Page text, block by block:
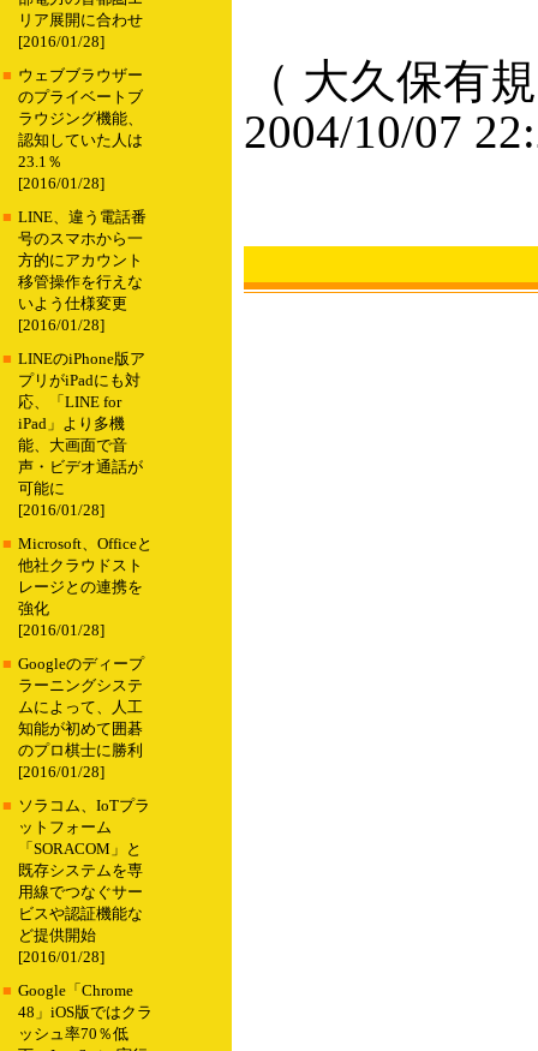
リア展開に合わせ
[2016/01/28]
■ ウェブブラウザー
のプライベートブ
ラウジング機能、
認知していた人は
23.1％
[2016/01/28]
■ LINE、違う電話番
号のスマホから一
方的にアカウント
移管操作を行えな
いよう仕様変更
[2016/01/28]
■ LINEのiPhone版ア
プリがiPadにも対
応、「LINE for
iPad」より多機
能、大画面で音
声・ビデオ通話が
可能に
[2016/01/28]
■ Microsoft、Officeと
他社クラウドスト
レージとの連携を
強化
[2016/01/28]
■ Googleのディープ
ラーニングシステ
ムによって、人工
知能が初めて囲碁
のプロ棋士に勝利
[2016/01/28]
■ ソラコム、IoTプラ
ットフォーム
「SORACOM」と
既存システムを専
用線でつなぐサー
ビスや認証機能な
ど提供開始
[2016/01/28]
■ Google「Chrome
48」iOS版ではクラ
ッシュ率70％低
（ 大久保有
2004/10/07